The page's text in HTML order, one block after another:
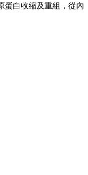
蛋白收縮及重組，從內